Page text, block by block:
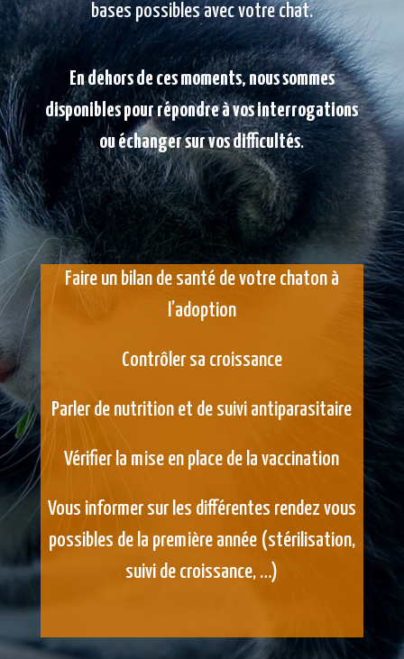
bases possibles avec votre chat.
En dehors de ces moments, nous sommes
disponibles pour répondre à vos interrogations
ou échanger sur vos difficultés.
Faire un bilan de santé de votre chaton à
l’adoption
Contrôler sa croissance
Parler de nutrition et de suivi antiparasitaire
Vérifier la mise en place de la vaccination
Vous informer sur les différentes rendez vous
possibles de la première année (stérilisation,
suivi de croissance, …)